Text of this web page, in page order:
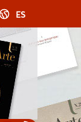
ES